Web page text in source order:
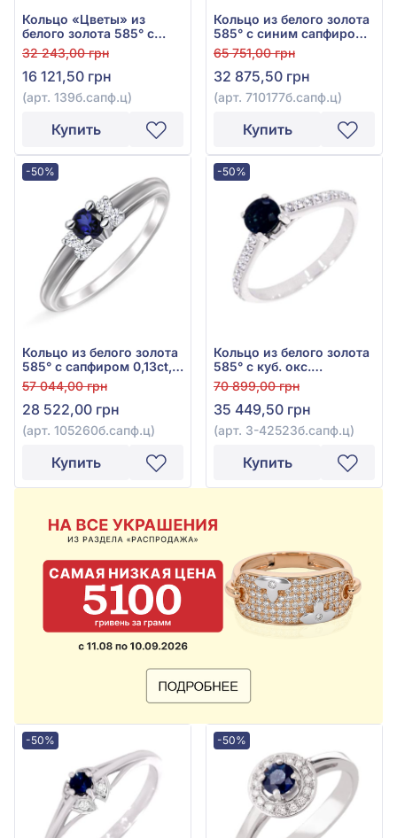
Кольцо «Цветы» из
белого золота 585° с
куб.окс.циркония Синий
Сапфир 0,17ct, арт.
139б.сапф.ц
32 243,00 грн
16 121,50 грн
(арт. 139б.сапф.ц)
Купить
Кольцо из белого золота
585° с синим сапфиром
0,24ct, арт.
710177б.сапф.ц
65 751,00 грн
32 875,50 грн
(арт. 710177б.сапф.ц)
Купить
-50%
Кольцо из белого золота
585° с сапфиром 0,13ct,
арт. 105260б.сапф.ц
57 044,00 грн
28 522,00 грн
(арт. 105260б.сапф.ц)
Купить
-50%
Кольцо из белого золота
585° с куб. окс.
циркония «Синий
Сапфир» 0,655ct, арт. 3-
42523б.сапф.ц
70 899,00 грн
35 449,50 грн
(арт. 3-42523б.сапф.ц)
Купить
-50% -50%